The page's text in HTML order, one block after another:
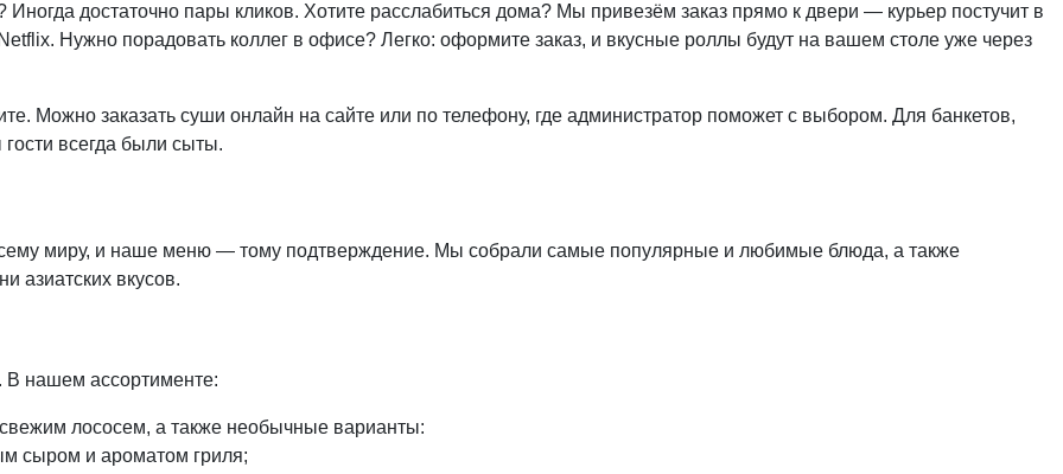
Иногда достаточно пары кликов. Хотите расслабиться дома? Мы привезём заказ прямо к двери — курьер постучит в
Нужно порадовать коллег в офисе? Легко: оформите заказ, и вкусные роллы будут на вашем столе уже через
Можно заказать суши онлайн на сайте или по телефону, где администратор поможет с выбором. Для банкетов,
гости всегда были сыты.
миру, и наше меню — тому подтверждение. Мы собрали самые популярные и любимые блюда, а также
азиатских вкусов.
В нашем ассортименте:
лососем, а также необычные варианты:
сыром и ароматом гриля;